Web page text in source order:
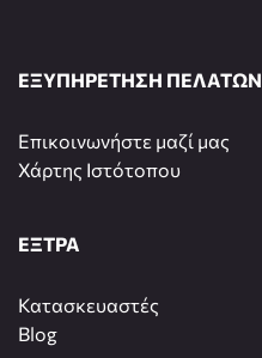
ΕΞΥΠΗΡΕΤΗΣΗ ΠΕΛΑΤΩΝ
Επικοινωνήστε μαζί μας
Χάρτης Ιστότοπου
ΕΞΤΡΑ
Κατασκευαστές
Blog